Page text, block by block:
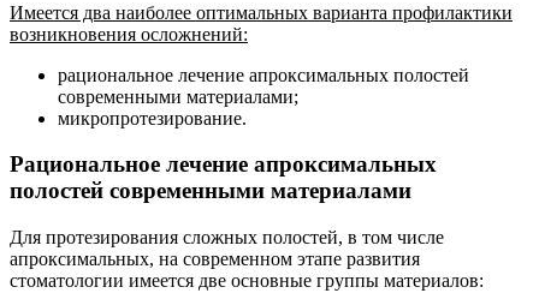
Имеется два наиболее оптимальных варианта профилактики
возникновения осложнений:
рациональное лечение апроксимальных полостей
современными материалами;
микропротезирование.
Рациональное лечение апроксимальных
полостей современными материалами
Для протезирования сложных полостей, в том числе
апроксимальных, на современном этапе развития
стоматологии имеется две основные группы материалов: